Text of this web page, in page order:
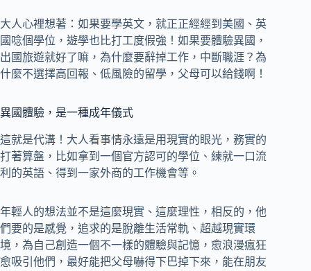
大人心裡想著：如果要學英文，就正正經經到美國、英
國唸個學位，遊學也比打工度假強！如果要體驗異國，
出國旅遊就好了嘛，為什麼要辭掉工作，中斷職涯？為
什麼不選擇高回報、低風險的留學，父母可以給錢啊！
異國體驗，是一種成年儀式
這就是代溝！大人看事情永遠是用現實的眼光，務實的
打著算盤，比如拿到一個官方認可的學位、練就一口流
利的英語、得到一家外商的工作機會等。
年輕人的想法並不是這麼現實、這麼理性，相反的，他
們要的是感覺，追求的是脫離生活常軌、超越現實環
境，為自己創造一個不一樣的體驗與記憶，愈浪漫瘋狂
愈吸引他們，最好能把父母嚇得下巴掉下來，能在朋友